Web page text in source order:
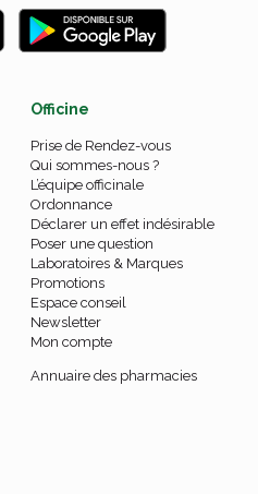
Officine
Prise de Rendez-vous
Qui sommes-nous ?
L’équipe officinale
Ordonnance
Déclarer un effet indésirable
Poser une question
Laboratoires & Marques
Promotions
Espace conseil
Newsletter
Mon compte
Annuaire des pharmacies